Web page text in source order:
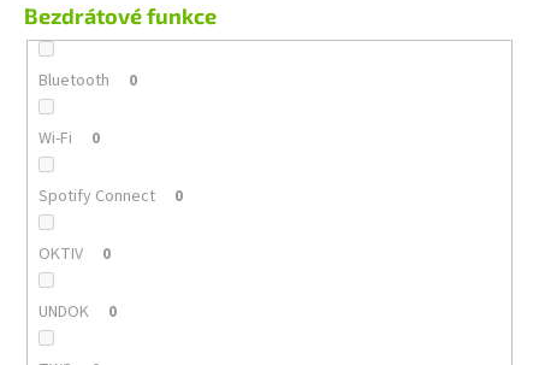
Bezdrátové funkce
Bluetooth 0
Wi-Fi 0
Spotify Connect 0
OKTIV 0
UNDOK 0